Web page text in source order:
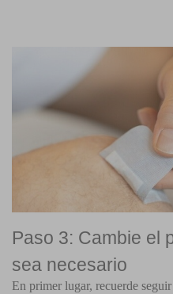
Paso 3: Cambie el
sea necesario
En primer lugar, recuerde